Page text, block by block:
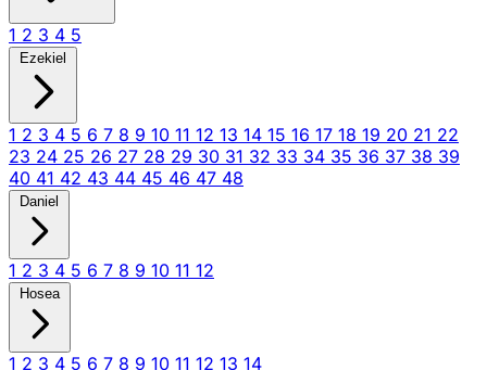
1 2 3 4 5
Ezekiel
1 2 3 4 5 6 7 8 9 10 11 12 13 14 15 16 17 18 19 20 21 22
23 24 25 26 27 28 29 30 31 32 33 34 35 36 37 38 39
40 41 42 43 44 45 46 47 48
Daniel
1 2 3 4 5 6 7 8 9 10 11 12
Hosea
1 2 3 4 5 6 7 8 9 10 11 12 13 14